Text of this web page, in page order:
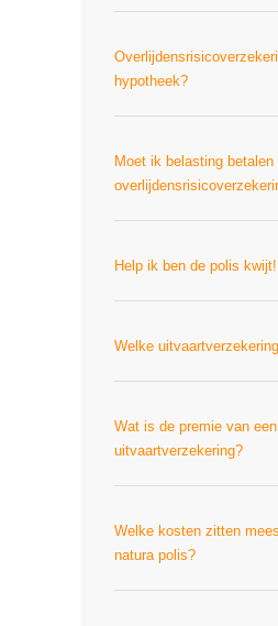
hypotheek?
Moet ik belasting
Help ik ben de polis kwijt!
Welke
Wat is de premie van een
uitvaartverzekering?
Welke kosten zitten
natura polis?